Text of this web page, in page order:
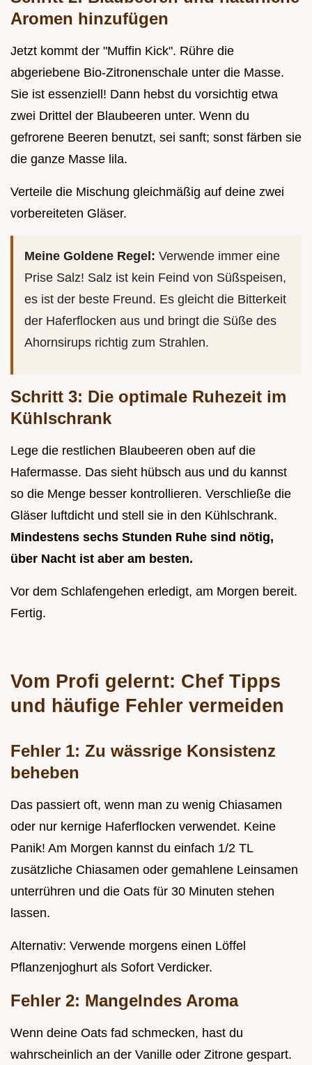
Aromen hinzufügen
Jetzt kommt der "Muffin Kick". Rühre die
abgeriebene Bio-Zitronenschale unter die Masse.
Sie ist essenziell! Dann hebst du vorsichtig etwa
zwei Drittel der Blaubeeren unter. Wenn du
gefrorene Beeren benutzt, sei sanft; sonst färben sie
die ganze Masse lila.
Verteile die Mischung gleichmäßig auf deine zwei
vorbereiteten Gläser.
Meine Goldene Regel: Verwende immer eine
Prise Salz! Salz ist kein Feind von Süßspeisen,
es ist der beste Freund. Es gleicht die Bitterkeit
der Haferflocken aus und bringt die Süße des
Ahornsirups richtig zum Strahlen.
Schritt 3: Die optimale Ruhezeit im
Kühlschrank
Lege die restlichen Blaubeeren oben auf die
Hafermasse. Das sieht hübsch aus und du kannst
so die Menge besser kontrollieren. Verschließe die
Gläser luftdicht und stell sie in den Kühlschrank.
Mindestens sechs Stunden Ruhe sind nötig,
über Nacht ist aber am besten.
Vor dem Schlafengehen erledigt, am Morgen bereit.
Fertig.
Vom Profi gelernt: Chef Tipps
und häufige Fehler vermeiden
Fehler 1: Zu wässrige Konsistenz
beheben
Das passiert oft, wenn man zu wenig Chiasamen
oder nur kernige Haferflocken verwendet. Keine
Panik! Am Morgen kannst du einfach 1/2 TL
zusätzliche Chiasamen oder gemahlene Leinsamen
unterrühren und die Oats für 30 Minuten stehen
lassen.
Alternativ: Verwende morgens einen Löffel
Pflanzenjoghurt als Sofort Verdicker.
Fehler 2: Mangelndes Aroma
Wenn deine Oats fad schmecken, hast du
wahrscheinlich an der Vanille oder Zitrone gespart.